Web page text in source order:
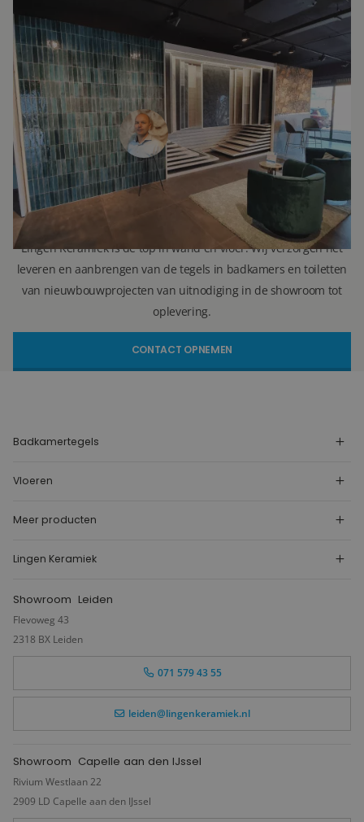
INTERESSE? NEEM VOOR MEER INFORMATIE
CONTACT OP.
Ron Vellekoop
Directeur
071 579 43 55
(Leiden)
010 202 15 15
(Capelle aan den IJssel)
r.vellekoop@lingenkeramiek.nl
Lingen Keramiek is de top in wand en vloer. Wij verzorgen het
leveren en aanbrengen van de tegels in badkamers en toiletten
van nieuwbouwprojecten van uitnodiging in de showroom tot
oplevering.
CONTACT OPNEMEN
Badkamertegels
Vloeren
Meer producten
Lingen Keramiek
Showroom Leiden
Flevoweg 43
2318 BX Leiden
071 579 43 55
leiden@lingenkeramiek.nl
Showroom Capelle aan den IJssel
Rivium Westlaan 22
2909 LD Capelle aan den IJssel